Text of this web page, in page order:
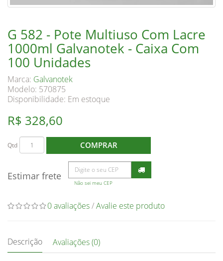
G 582 - Pote Multiuso Com Lacre
1000ml Galvanotek - Caixa Com
100 Unidades
Marca: Galvanotek
Modelo: 570875
Disponibilidade: Em estoque
R$ 328,60
Qtd COMPRAR
Estimar frete
Não sei meu CEP
0 avaliações/Avalie este produto
Descrição Avaliações (0)